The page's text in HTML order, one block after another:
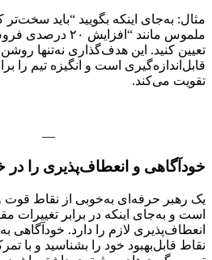
مثال: به‌جای اینکه بگویید “باید سخت‌تر
ملموس مانند
تعیین کنید. این هدف‌گذاری نه‌تنها
قابل‌اندازه‌گیری است و انگیزه تیم را
تقویت می‌کند.
—
خودآگاهی و انعطاف‌پذیری را در
یک رهبر حرفه‌ای به‌خوبی از نقاط
است و به‌جای اینکه در برابر تغییرات
انعطاف‌پذیری لازم را دارد. خودآگاهی
نقاط قابل‌بهبود خود را بشناسید و با